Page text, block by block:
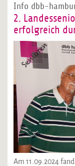
Info dbb-
2.
erfolgreich
Am 11.09.2024